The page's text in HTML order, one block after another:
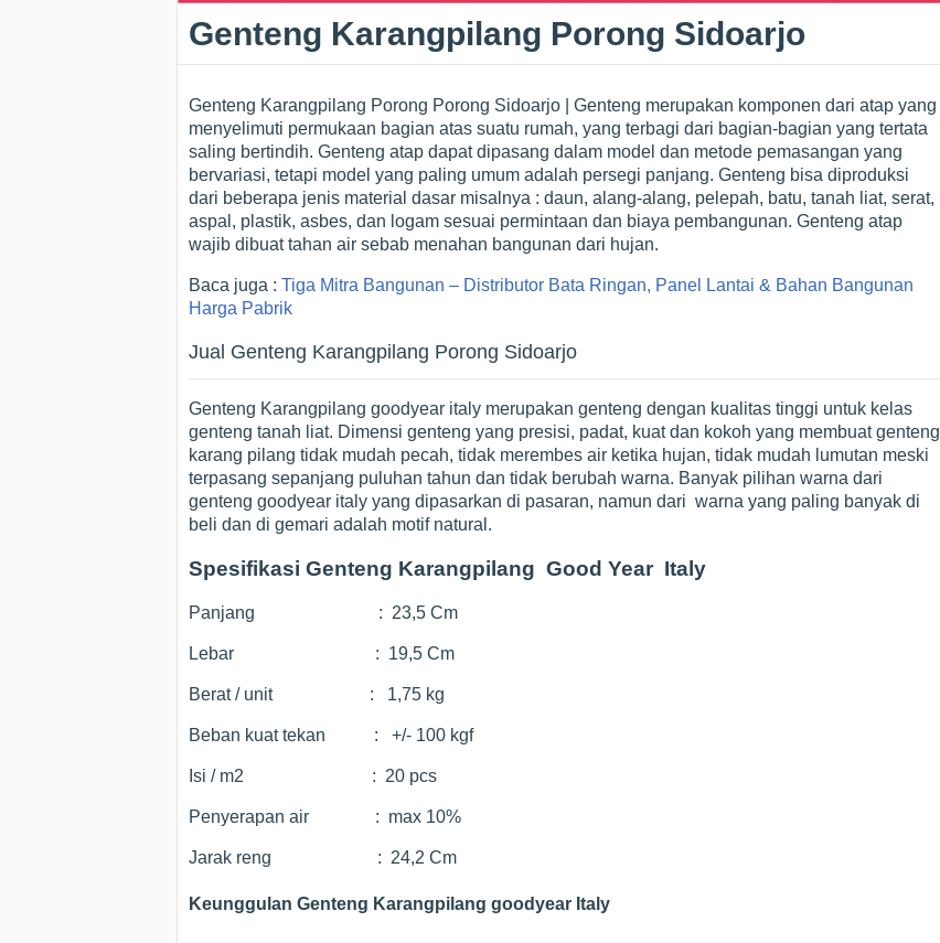
Genteng Karangpilang Porong Sidoarjo
Genteng Karangpilang Porong Porong Sidoarjo | Genteng merupakan komponen dari atap yang
menyelimuti permukaan bagian atas suatu rumah, yang terbagi dari bagian-bagian yang tertata
saling bertindih. Genteng atap dapat dipasang dalam model dan metode pemasangan yang
bervariasi, tetapi model yang paling umum adalah persegi panjang. Genteng bisa diproduksi
dari beberapa jenis material dasar misalnya : daun, alang-alang, pelepah, batu, tanah liat, serat,
aspal, plastik, asbes, dan logam sesuai permintaan dan biaya pembangunan. Genteng atap
wajib dibuat tahan air sebab menahan bangunan dari hujan.
Baca juga : Tiga Mitra Bangunan – Distributor Bata Ringan, Panel Lantai & Bahan Bangunan
Harga Pabrik
Jual Genteng Karangpilang Porong Sidoarjo
Genteng Karangpilang goodyear italy merupakan genteng dengan kualitas tinggi untuk kelas
genteng tanah liat. Dimensi genteng yang presisi, padat, kuat dan kokoh yang membuat genteng
karang pilang tidak mudah pecah, tidak merembes air ketika hujan, tidak mudah lumutan meski
terpasang sepanjang puluhan tahun dan tidak berubah warna. Banyak pilihan warna dari
genteng goodyear italy yang dipasarkan di pasaran, namun dari warna yang paling banyak di
beli dan di gemari adalah motif natural.
Spesifikasi Genteng Karangpilang Good Year Italy
Panjang : 23,5 Cm
Lebar : 19,5 Cm
Berat / unit : 1,75 kg
Beban kuat tekan : +/- 100 kgf
Isi / m2 : 20 pcs
Penyerapan air : max 10%
Jarak reng : 24,2 Cm
Keunggulan Genteng Karangpilang goodyear Italy